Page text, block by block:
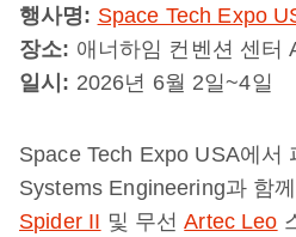
행사명: Space Tech Expo
장소: 애너하임 컨벤션 센터
일시: 2026년 6월 2일~4일
Space Tech Expo USA에서
Systems Engineering과 함
Spider II 및 무선Artec Leo